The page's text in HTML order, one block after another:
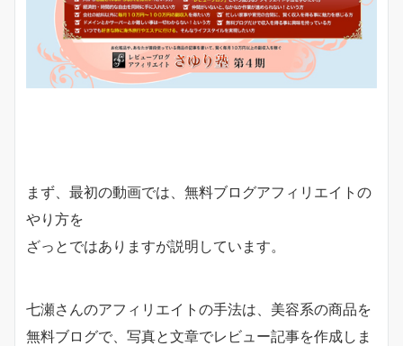
まず、最初の動画では、無料ブログアフィリエイトの
やり方を
ざっとではありますが説明しています。
七瀬さんのアフィリエイトの手法は、美容系の商品を
無料ブログで、写真と文章でレビュー記事を作成しま